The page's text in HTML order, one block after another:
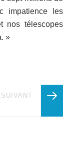
impatience les
nos télescopes
»